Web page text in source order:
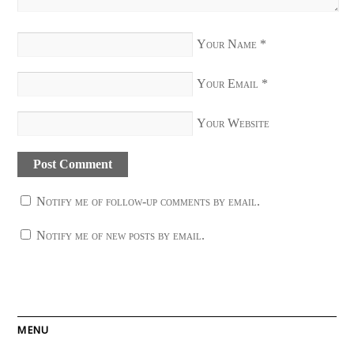
Your Name *
Your Email *
Your Website
Notify me of follow-up comments by email.
Notify me of new posts by email.
MENU